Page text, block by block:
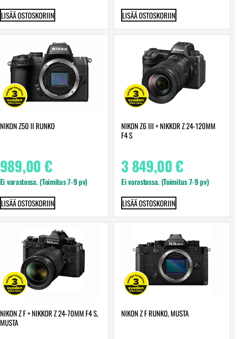
LISÄÄ OSTOSKORIIN
LISÄÄ OSTOSKORIIN
NIKON Z50 II RUNKO
989,00€
Ei varastossa. (Toimitus 7-9 pv)
LISÄÄ OSTOSKORIIN
NIKON Z6 III + NIKKOR Z 24-120MM
F4 S
3 849,00€
Ei varastossa. (Toimitus 7-9 pv)
LISÄÄ OSTOSKORIIN
NIKON Z F + NIKKOR Z 24-70MM F4 S,
MUSTA
NIKON Z F RUNKO, MUSTA